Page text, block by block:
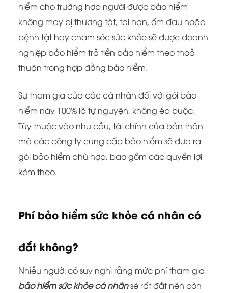
hiểm cho trường hợp người được bảo hiểm
không may bị thương tật, tai nạn, ốm đau hoặc
bệnh tật hay chăm sóc sức khỏe sẽ được doanh
nghiệp bảo hiểm trả tiền bảo hiểm theo thoả
thuận trong hợp đồng bảo hiểm.
Sự tham gia của các cá nhân đối với gói bảo
hiểm này 100% là tự nguyện, không ép buộc.
Tùy thuộc vào nhu cầu, tài chính của bản thân
mà các công ty cung cấp bảo hiểm sẽ đưa ra
gói bảo hiểm phù hợp, bao gồm các quyền lợi
kèm theo.
Phí bảo hiểm sức khỏe cá nhân có
đắt không?
Nhiều người có suy nghĩ rằng mức phí tham gia
bảo hiểm sức khỏe cá nhânsẽ rất đắt nên còn